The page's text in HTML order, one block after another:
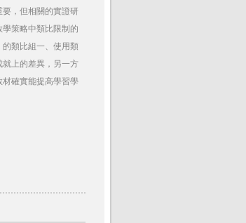
，但相關的實證研
策略中類比限制的
類比組一、使用類
上的差異，另一方
確實能提高學習學